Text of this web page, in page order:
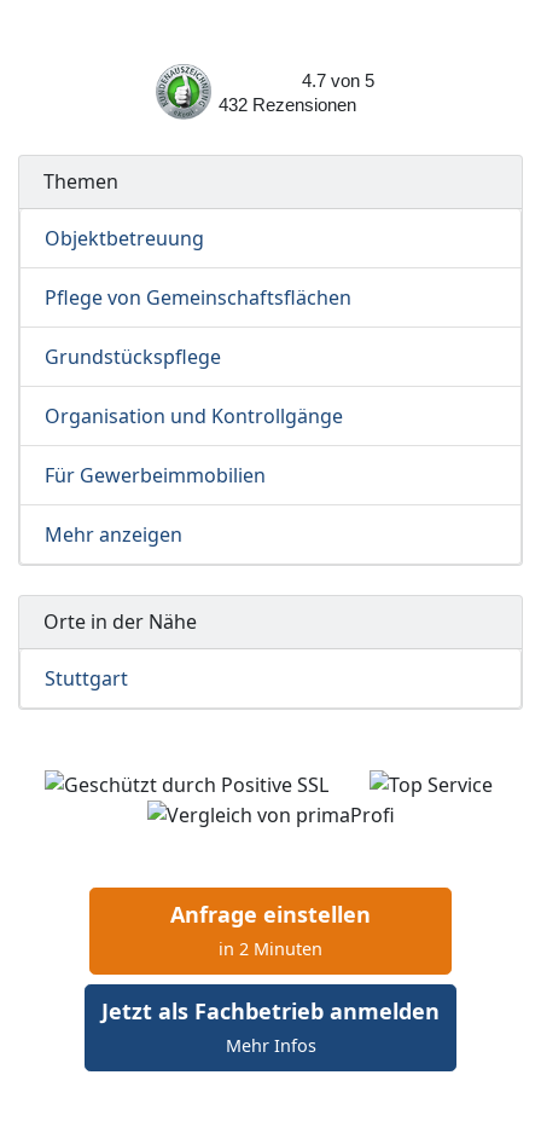
4.7 von 5
432
Rezensionen
Themen
Objektbetreuung
Pflege von Gemeinschaftsflächen
Grundstückspflege
Organisation und Kontrollgänge
Für Gewerbeimmobilien
Mehr anzeigen
Orte in der Nähe
Stuttgart
Anfrage einstellen
in 2 Minuten
Jetzt als Fachbetrieb anmelden
Mehr Infos